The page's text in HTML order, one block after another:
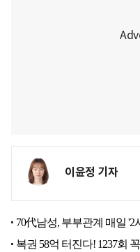
이윤정 기자